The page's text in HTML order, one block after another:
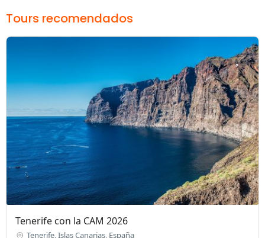
Tours recomendados
Tenerife con la CAM 2026
Tenerife, Islas Canarias, España